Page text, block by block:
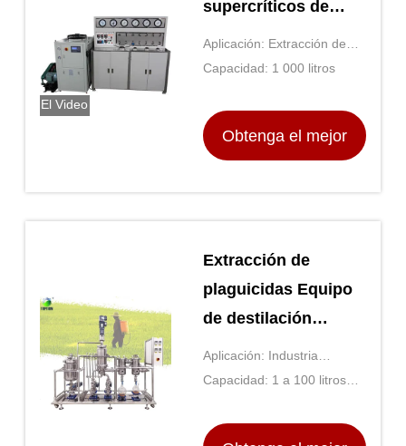
El Video
supercríticos de
1000L Máquina de
CO2 supercrítico de
Aplicación: Extracción de
aceite
Capacidad: 1 000 litros
Obtenga el mejor
Extracción de
plaguicidas Equipo
de destilación
molecular
Purificación de
Aplicación: Industria
química, industria
alimentaria
Capacidad: 1 a 100 litros